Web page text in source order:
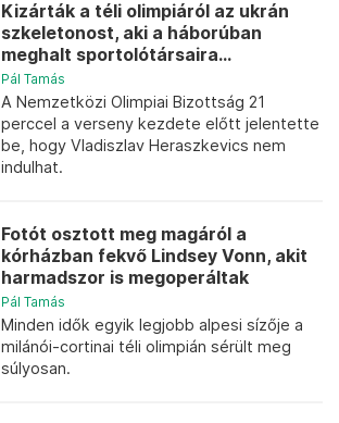
Kizárták a téli olimpiáról az ukrán
szkeletonost, aki a háborúban
meghalt sportolótársaira...
Pál Tamás
A Nemzetközi Olimpiai Bizottság 21
perccel a verseny kezdete előtt jelentette
be, hogy Vladiszlav Heraszkevics nem
indulhat.
Fotót osztott meg magáról a
kórházban fekvő Lindsey Vonn, akit
harmadszor is megoperáltak
Pál Tamás
Minden idők egyik legjobb alpesi sízője a
milánói-cortinai téli olimpián sérült meg
súlyosan.